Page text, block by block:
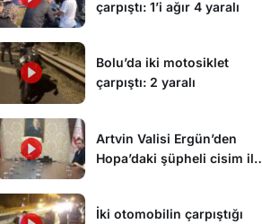
çarpıştı: 1’i ağır 4 yaralı
Bolu’da iki motosiklet
çarpıştı: 2 yaralı
Artvin Valisi Ergün’den
Hopa’daki şüpheli cisim ile
yeniden trafiğe açıldı”
İki otomobilin çarpıştığı